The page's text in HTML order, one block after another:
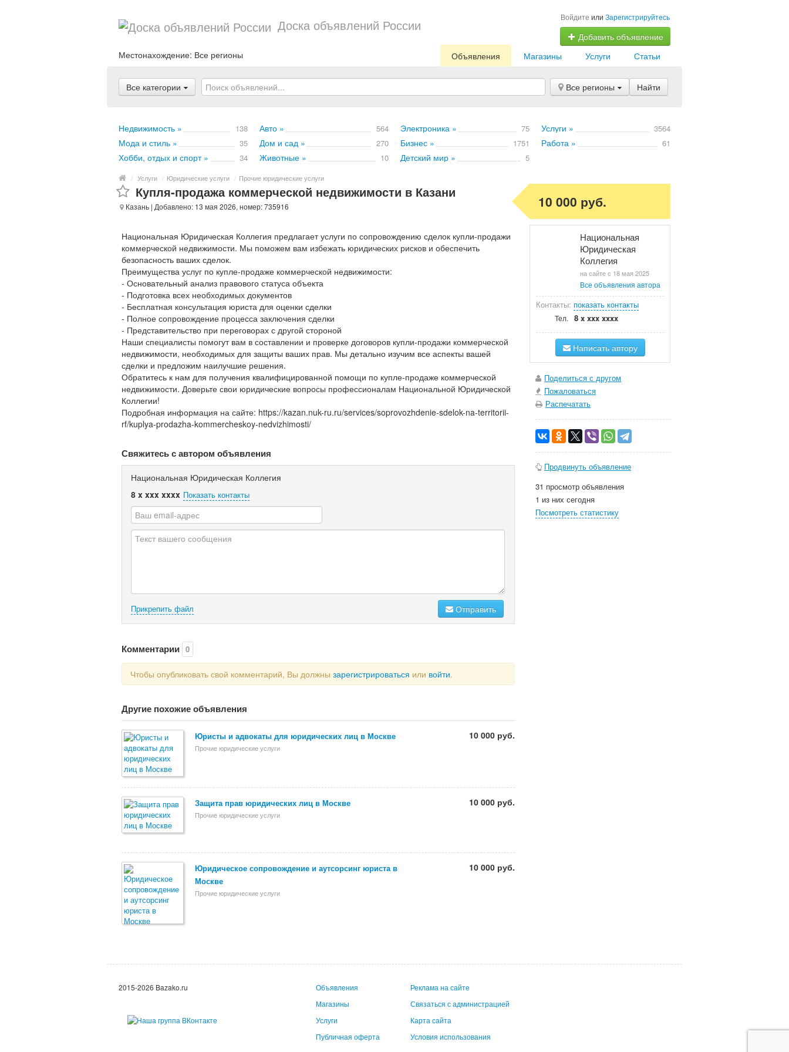
Доска объявлений России Войдите или Зарегистрируйтесь
Добавить объявление
Местонахождение: Все регионы Статьи
Услуги
Магазины
Объявления
Все категории Все регионы Найти
Недвижимость » 138 Авто » 564 Электроника » 75 Услуги » 3564
Мода и стиль » 35 Дом и сад » 270 Бизнес » 1751 Работа » 61
Хобби, отдых и спорт » 34 Животные » 10 Детский мир » 5
/ Услуги / Юридические услуги / Прочие юридические услуги
Купля-продажа коммерческой недвижимости в Казани
Казань | Добавлено: 13 мая 2026, номер: 735916
Национальная Юридическая Коллегия предлагает услуги по сопровождению сделок купли-продажи
коммерческой недвижимости. Мы поможем вам избежать юридических рисков и обеспечить
безопасность ваших сделок.
Преимущества услуг по купле-продаже коммерческой недвижимости:
- Основательный анализ правового статуса объекта
- Подготовка всех необходимых документов
- Бесплатная консультация юриста для оценки сделки
- Полное сопровождение процесса заключения сделки
- Представительство при переговорах с другой стороной
Наши специалисты помогут вам в составлении и проверке договоров купли-продажи коммерческой
недвижимости, необходимых для защиты ваших прав. Мы детально изучим все аспекты вашей
сделки и предложим наилучшие решения.
Обратитесь к нам для получения квалифицированной помощи по купле-продаже коммерческой
недвижимости. Доверьте свои юридические вопросы профессионалам Национальной Юридической
Коллегии!
Подробная информация на сайте: https://kazan.nuk-ru.ru/services/soprovozhdenie-sdelok-na-territorii-
rf/kuplya-prodazha-kommercheskoy-nedvizhimosti/
Свяжитесь с автором объявления
Национальная Юридическая Коллегия
8 x xxx xxxx Показать контакты
Прикрепить файл Отправить
Комментарии 0
Чтобы опубликовать свой комментарий, Вы должны зарегистрироваться или войти.
Другие похожие объявления
Юристы и адвокаты для юридических лиц в Москве
Прочие юридические услуги
10 000 руб.
Защита прав юридических лиц в Москве
Прочие юридические услуги
10 000 руб.
Юридическое сопровождение и аутсорсинг юриста в
Москве
Прочие юридические услуги
10 000 руб.
10 000 руб.
Национальная
Юридическая
Коллегия
на сайте с 18 мая 2025
Все объявления автора
Контакты: показать контакты
Тел. 8 x xxx xxxx
Написать автору
Поделиться с другом
Пожаловаться
Распечатать
Продвинуть объявление
31 просмотр объявления
1 из них сегодня
Посмотреть статистику
2015-2026 Bazako.ru
Объявления
Магазины
Услуги
Публичная оферта
Реклама на сайте
Связаться с администрацией
Карта сайта
Условия использования